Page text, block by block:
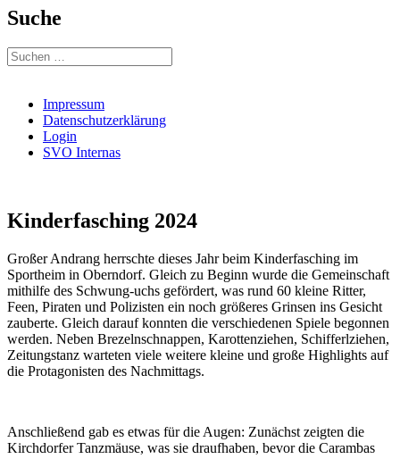
Suche
Suchen
nach:
Impressum
Datenschutzerklärung
Login
SVO Internas
Kinderfasching 2024
Großer Andrang herrschte dieses Jahr beim Kinderfasching im
Sportheim in Oberndorf. Gleich zu Beginn wurde die Gemeinschaft
mithilfe des Schwung-uchs gefördert, was rund 60 kleine Ritter,
Feen, Piraten und Polizisten ein noch größeres Grinsen ins Gesicht
zauberte. Gleich darauf konnten die verschiedenen Spiele begonnen
werden. Neben Brezelnschnappen, Karottenziehen, Schifferlziehen,
Zeitungstanz warteten viele weitere kleine und große Highlights auf
die Protagonisten des Nachmittags.
Anschließend gab es etwas für die Augen: Zunächst zeigten die
Kirchdorfer Tanzmäuse, was sie draufhaben, bevor die Carambas